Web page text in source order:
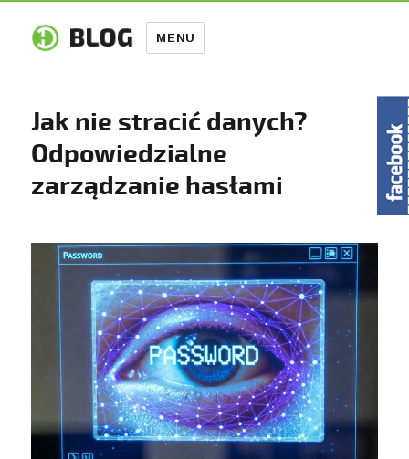
MENU
Jak nie stracić danych?
Odpowiedzialne
zarządzanie hasłami